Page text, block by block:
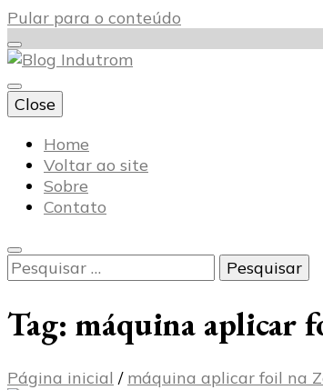
Pular para o conteúdo
Blog
Close
Home
Voltar ao site
Sobre
Contato
Pesquisar
por:
Tag: máquina aplicar
Página inicial / máquina aplicar foil na